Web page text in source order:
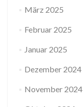
März 2025
Februar 2025
Januar 2025
Dezember 2024
November 2024